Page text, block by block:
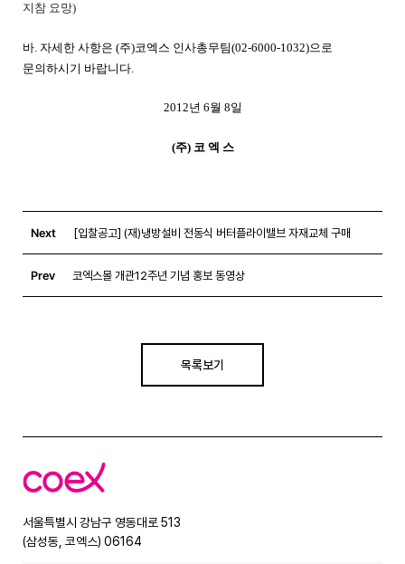
지참 요망)
바. 자세한 사항은 (주)코엑스 인사총무팀(02-6000-1032)으로
문의하시기 바랍니다.
2012년 6월 8일
(주) 코 엑 스
Next [입찰공고] (재)냉방설비 전동식 버터플라이밸브 자재교체 구매
Prev 코엑스몰 개관12주년 기념 홍보 동영상
목록보기
코
엑
서울특별시 강남구 영동대로 513
(삼성동, 코엑스) 06164